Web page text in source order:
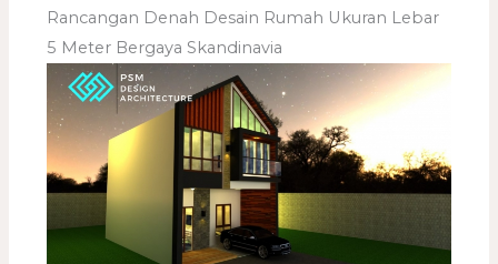
Rancangan Denah Desain Rumah Ukuran Lebar
5 Meter Bergaya Skandinavia